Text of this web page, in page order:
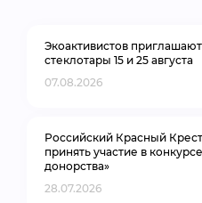
Экоактивистов
стеклотары 15 и 25 августа
07.08.2026
Российский Красный
принять участие в
донорства»
28.07.2026